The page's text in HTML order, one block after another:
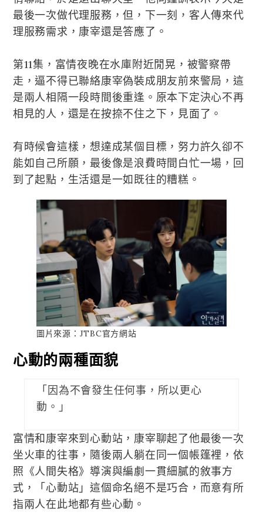
最後一次做代理服務，但，下一刻，客人傳來代
理服務需求，康宰還是答應了。
第11集，富情夜晚在水庫附近閒晃，被警察帶
走，逼不得已聯絡康宰偽裝成朋友前來警局，這
是兩人相隔一段時間後重逢。原本下定決心不再
相見的人，還是在按捺不住之下，見面了。
有時候會這樣，想達成某個目標，努力許久卻不
能如自己所願，最後像是浪費時間白忙一場，回
到了起點，生活還是一如既往的糟糕。
圖片來源：JTBC官方網站
心動的兩種面貌
「因為不會發生任何事，所以更心
動。」
富情和康宰來到心動站，康宰聊起了他最後一次
坐火車的往事，隨後兩人躺在同一個帳篷裡，依
照《人間失格》導演與編劇一貫細膩的敘事方
式，「心動站」這個命名絕不是巧合，而意有所
指兩人在此地都有些心動。